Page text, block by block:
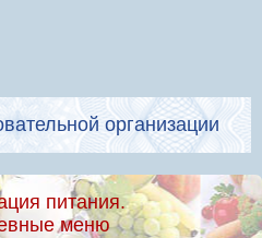
организации
питания.
меню